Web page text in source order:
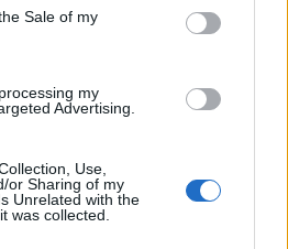
Sale of my
my
Advertising.
Use,
or Sharing of my
Unrelated with the
was collected.
tömeges teszteléssel...
hírarchívumához
tartalmazza: